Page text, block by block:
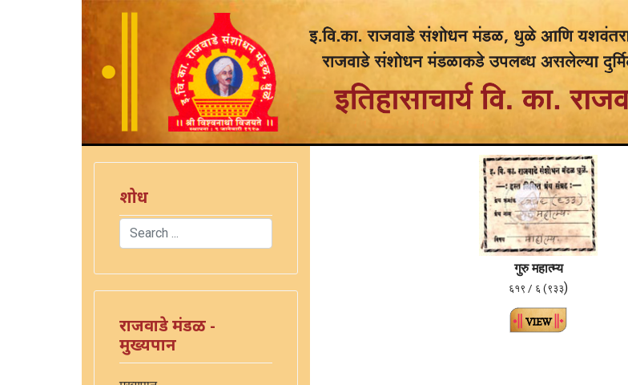
शोध
Search
राजवाडे मंडळ -
मुख्यपान
गुरु महात्म्य
६१९ / ६ (९३३)